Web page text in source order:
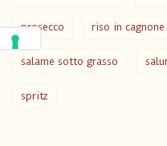
prosecco riso in cagnone
salame sotto grasso
spritz